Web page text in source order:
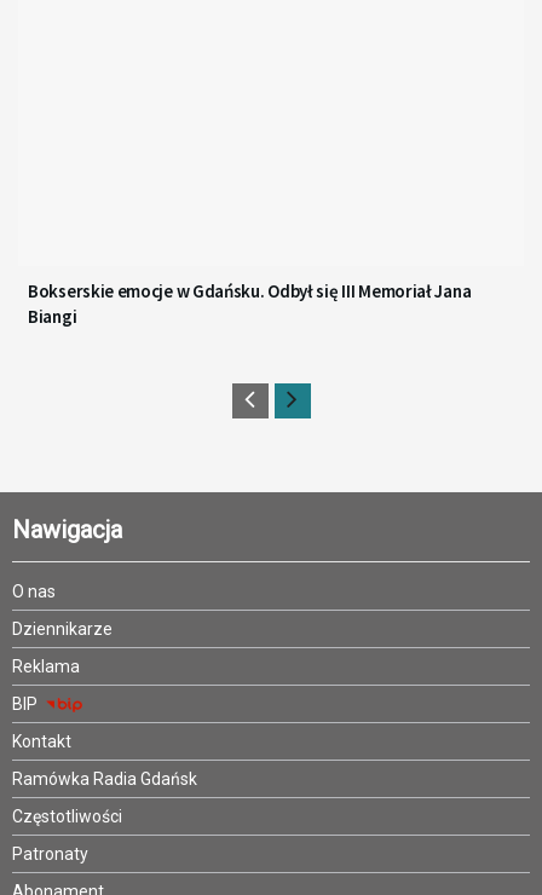
Bokserskie emocje w Gdańsku. Odbył się III Memoriał Jana
Biangi
Nawigacja
O nas
Dziennikarze
Reklama
BIP
Kontakt
Ramówka Radia Gdańsk
Częstotliwości
Patronaty
Abonament